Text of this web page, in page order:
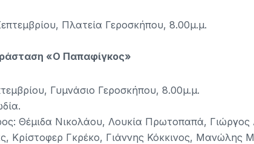
Πλατεία Γεροσκήπου, 8.00μ.μ.
«Ο Παπαφίγκος»
Γυμνάσιο Γεροσκήπου, 8.00μ.μ.
Θέμιδα Νικολάου, Λουκία Πρωτοπαπά, Γιώργος
Κρίστοφερ Γκρέκο, Γιάννης Κόκκινος, Μανώλης